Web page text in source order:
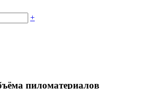
+
пиломатериалов